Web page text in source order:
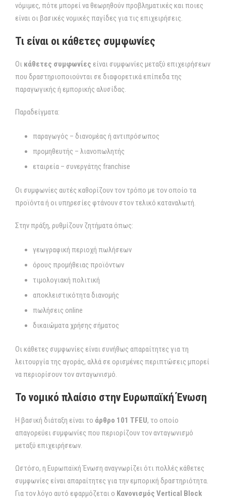
νόμιμες, πότε μπορεί να θεωρηθούν προβληματικές και ποιες
είναι οι βασικές νομικές παγίδες για τις επιχειρήσεις.
Τι είναι οι κάθετες συμφωνίες
Οι κάθετες συμφωνίες είναι συμφωνίες μεταξύ επιχειρήσεων
που δραστηριοποιούνται σε διαφορετικά επίπεδα της
παραγωγικής ή εμπορικής αλυσίδας.
Παραδείγματα:
παραγωγός – διανομέας ή αντιπρόσωπος
προμηθευτής – λιανοπωλητής
εταιρεία – συνεργάτης franchise
Οι συμφωνίες αυτές καθορίζουν τον τρόπο με τον οποίο τα
προϊόντα ή οι υπηρεσίες φτάνουν στον τελικό καταναλωτή.
Στην πράξη, ρυθμίζουν ζητήματα όπως:
γεωγραφική περιοχή πωλήσεων
όρους προμήθειας προϊόντων
τιμολογιακή πολιτική
αποκλειστικότητα διανομής
πωλήσεις online
δικαιώματα χρήσης σήματος
Οι κάθετες συμφωνίες είναι συνήθως απαραίτητες για τη
λειτουργία της αγοράς, αλλά σε ορισμένες περιπτώσεις μπορεί
να περιορίσουν τον ανταγωνισμό.
Το νομικό πλαίσιο στην Ευρωπαϊκή Ένωση
Η βασική διάταξη είναι το άρθρο 101 TFEU, το οποίο
απαγορεύει συμφωνίες που περιορίζουν τον ανταγωνισμό
μεταξύ επιχειρήσεων.
Ωστόσο, η Ευρωπαϊκή Ένωση αναγνωρίζει ότι πολλές κάθετες
συμφωνίες είναι απαραίτητες για την εμπορική δραστηριότητα.
Για τον λόγο αυτό εφαρμόζεται ο Κανονισμός Vertical Block